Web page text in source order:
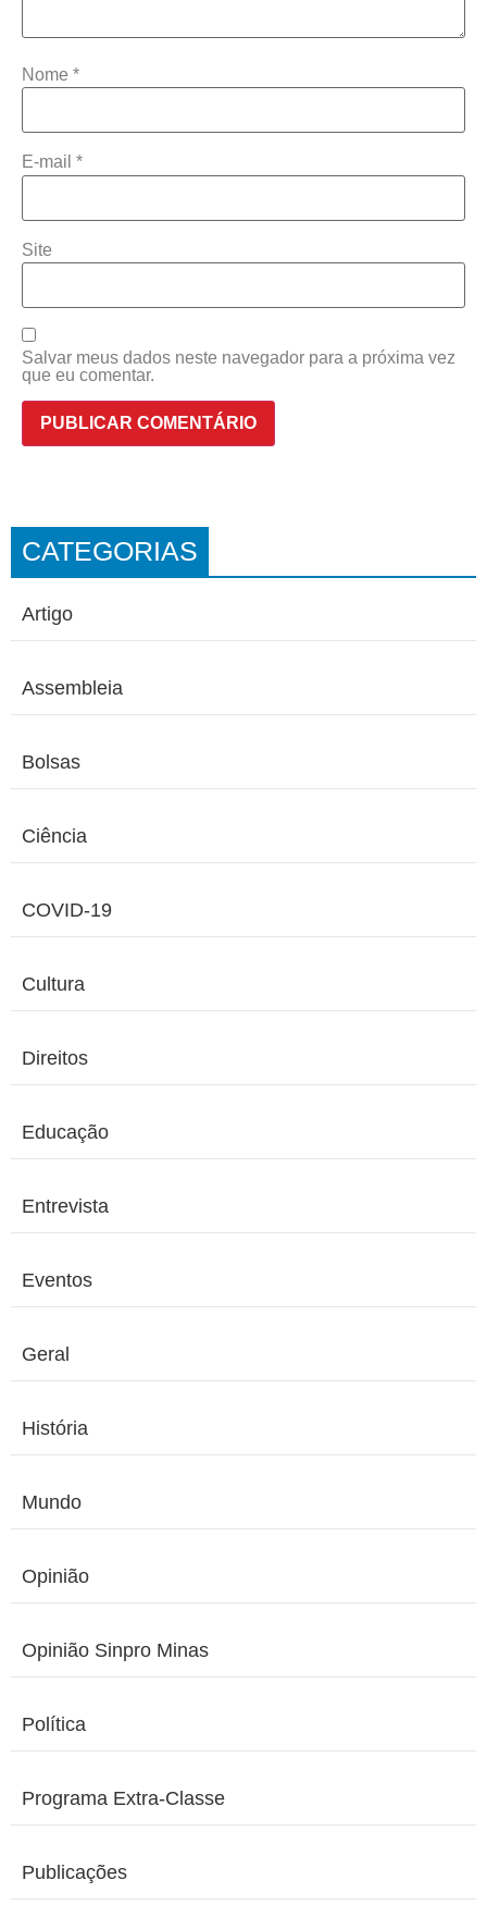
Nome *
E-mail *
Site
Salvar meus dados neste navegador para a próxima vez
que eu comentar.
CATEGORIAS
Artigo
Assembleia
Bolsas
Ciência
COVID-19
Cultura
Direitos
Educação
Entrevista
Eventos
Geral
História
Mundo
Opinião
Opinião Sinpro Minas
Política
Programa Extra-Classe
Publicações